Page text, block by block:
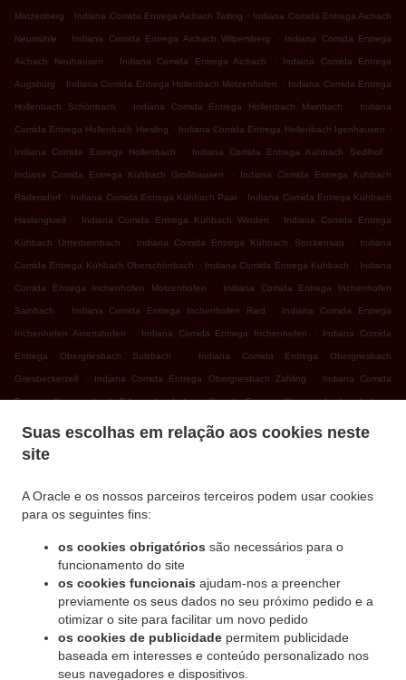
Suas escolhas em relação aos cookies neste
site
A Oracle e os nossos parceiros terceiros podem usar cookies
para os seguintes fins:
os cookies obrigatórios são necessários para o
funcionamento do site
os cookies funcionais ajudam-nos a preencher
previamente os seus dados no seu próximo pedido e a
otimizar o site para facilitar um novo pedido
os cookies de publicidade permitem publicidade
baseada em interesses e conteúdo personalizado nos
seus navegadores e dispositivos.
Matzenberg . Indiana Comida Entrega Aichach Taiting . Indiana Comida Entrega Aichach
Neumühle . Indiana Comida Entrega Aichach Wilpersberg . Indiana Comida Entrega
Aichach Neuhausen . Indiana Comida Entrega Aichach . Indiana Comida Entrega
Augsburg . Indiana Comida Entrega Hollenbach Motzenhofen . Indiana Comida Entrega
Hollenbach Schönbach . Indiana Comida Entrega Hollenbach Mainbach . Indiana
Comida Entrega Hollenbach Hiesling . Indiana Comida Entrega Hollenbach Igenhausen .
Indiana Comida Entrega Hollenbach . Indiana Comida Entrega Kühbach Sedlhof .
Indiana Comida Entrega Kühbach Großhausen . Indiana Comida Entrega Kühbach
Radersdorf . Indiana Comida Entrega Kühbach Paar . Indiana Comida Entrega Kühbach
Haslangkreit . Indiana Comida Entrega Kühbach Winden . Indiana Comida Entrega
Kühbach Unterbernbach . Indiana Comida Entrega Kühbach Stockensau . Indiana
Comida Entrega Kühbach Oberschönbach . Indiana Comida Entrega Kühbach . Indiana
Comida Entrega Inchenhofen Motzenhofen . Indiana Comida Entrega Inchenhofen
Sainbach . Indiana Comida Entrega Inchenhofen Ried . Indiana Comida Entrega
Inchenhofen Ainertshofen . Indiana Comida Entrega Inchenhofen . Indiana Comida
Entrega Obergriesbach Sulzbach . Indiana Comida Entrega Obergriesbach
Griesbeckerzell . Indiana Comida Entrega Obergriesbach Zahling . Indiana Comida
Entrega Obergriesbach Edenried . Indiana Comida Entrega Obergriesbach . Indiana
Comida Entrega Altomünster Xyger Indiana Comida Entrega Altomünster Asbach
Indiana Comida Entrega Altomünster Wollomoos
Entrega Altomünster Teufelsberg Indiana Comida Entrega Altomünster Indiana Comida
Entrega Sielenbach Gollenhof
Indiana Comida Entrega Dasing Wessiszell
Indiana Comida Entrega Dasing Taiting . Indiana Comida Entrega Dasing Bitzenhofen
Indiana Comida Entrega Dasing Neulwirth . Indiana Comida Entrega Dasing . Indiana
Comida Entrega Schiltberg Untermauerbach . Indiana Comida Entrega Schiltberg
Indiana Comida Entrega Schiltberg Rapperzell Indiana Comida Entrega
Schiltberg Bergen . Indiana Comida Entrega Schiltberg Gundertshausen